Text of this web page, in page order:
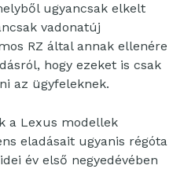
ugyancsak elkelt
vadonatúj
RZ által annak ellenére
hogy ezeket is csak
az ügyfeleknek.
a Lexus modellek
eladásait ugyanis régóta
év első negyedévében